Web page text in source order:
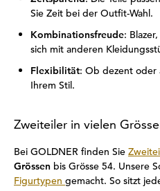
Sie Zeit bei der Outfit-Wahl.
Kombinationsfreude:
sich mit anderen
Flexibilität: Ob dezent oder
Ihrem Stil.
Zweiteiler in vielen
Bei GOLDNER finden Sie
Grössen bis Grösse 54. Unsere
Figurtypen gemacht. So sitzt